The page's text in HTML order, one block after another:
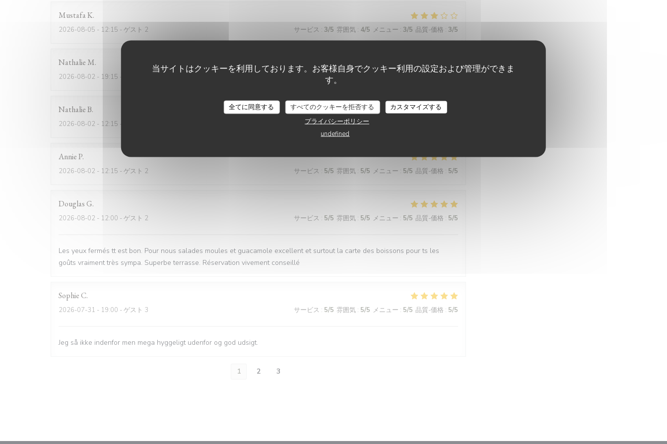
当サイトはクッキーを利用しております。お客様自身でクッキー利用の設定および管理ができま
す。
全てに同意する すべてのクッキーを拒否する
カスタマイズする
プライバシーポリシー
undefined
MustafaK
2026-08-05 - 12:15 - ゲスト 2 サービス : 3/5 雰囲気 : 4/5 メニュー : 3/5 品質-価格 : 3/5
Nathalie M
2026-08-02 - 19:15 - ゲスト 2 5/5
NathalieB
2026-08-02 - 12:15 - ゲスト 3 サービス:4/5 雰囲気:4/5
AnnieP
2026-08-02 - 12:15 - ゲスト 2 サービス : 5/5 雰囲気 : 5/5 メニュー : 5/5 品質-価格 : 5/5
Douglas G
2026-08-02 - 12:00 - ゲスト 2 サービス : 5/5 雰囲気 : 5/5 メニュー : 5/5 品質-価格 : 5/5
Les yeux fermés tt est bon. Pour nous salades moules et guacamole excellent et surtout la carte des boissons pour ts les
goûts vraiment très sympa. Superbe terrasse. Réservation vivement conseillé
SophieC
2026-07-31 - 19:00 - ゲスト 3 サービス : 5/5 雰囲気 : 5/5 メニュー : 5/5 品質-価格 : 5/5
Jeg så ikke indenfor men mega hyggeligt udenfor og god udsigt.
1 2 3